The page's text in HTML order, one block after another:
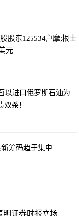
股东125534户摩;根士
元
以进口俄罗斯石油为
双杀！
筹码趋于集中
明证券时报立场